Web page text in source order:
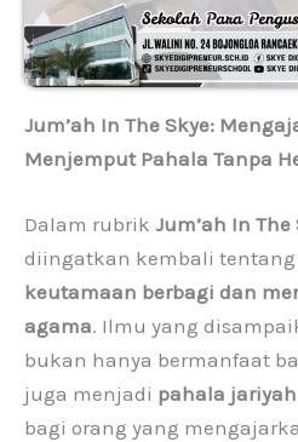
Jum’ah In The Skye:
Menjemput Pahala Tanpa
Dalam rubrik Jum’ah In The
diingatkan kembali tentang
keutamaan berbagi dan
agama. Ilmu yang
bukan hanya bermanfaat
juga menjadi pahala jariyah
bagi orang yang